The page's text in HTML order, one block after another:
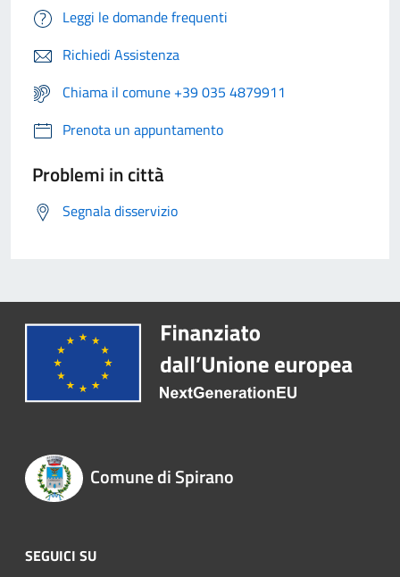
Leggi le domande frequenti
Richiedi Assistenza
Chiama il comune +39 035 4879911
Prenota un appuntamento
Problemi in città
Segnala disservizio
Comune di Spirano
SEGUICI SU